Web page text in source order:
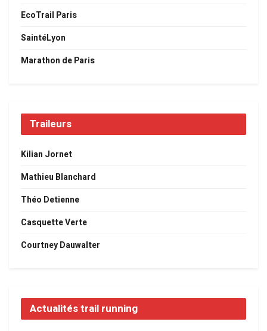
EcoTrail Paris
SaintéLyon
Marathon de Paris
Traileurs
Kilian Jornet
Mathieu Blanchard
Théo Detienne
Casquette Verte
Courtney Dauwalter
Actualités trail running